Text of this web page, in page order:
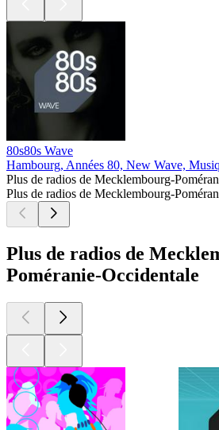
80s80s Wave
Hambourg, Années 80, New Wave,
Plus de radios de Mecklembourg-
Plus de radios de Mecklembourg-
Plus de radios de
Poméranie-Occidentale